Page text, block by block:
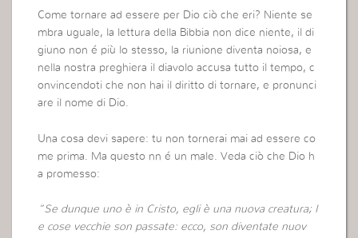
Come tornare ad essere per Dio ciò che eri? Niente se
mbra uguale, la lettura della Bibbia non dice niente, il di
giuno non é più lo stesso, la riunione diventa noiosa, e
nella nostra preghiera il diavolo accusa tutto il tempo, c
onvincendoti che non hai il diritto di tornare, e pronunci
are il nome di Dio.
Una cosa devi sapere: tu non tornerai mai ad essere co
me prima. Ma questo nn é un male. Veda ciò che Dio h
a promesso:
“Se dunque uno è in Cristo, egli è una nuova creatura; l
e cose vecchie son passate: ecco, son diventate nuov